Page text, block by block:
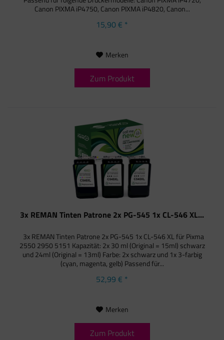
Canon PIXMA iP4750, Canon PIXMA iP4820, Canon...
15,90 € *
Merken
Zum Produkt
3x REMAN Tinten Patrone 2x PG-545 1x CL-546 XL...
3x REMAN Tinten Patrone 2x PG-545 1x CL-546 XL für Pixma
2550 2950 5151 Kapazität: 2x 30 ml (Original = 15ml) schwarz
und 24ml (Original = 13ml) Farbe: 2x schwarz und 1x 3-farbig
(cyan, magenta, gelb) Passend für...
52,99 € *
Merken
Zum Produkt